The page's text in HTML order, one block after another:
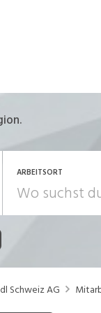
ARBEITSORT
Schweiz AG